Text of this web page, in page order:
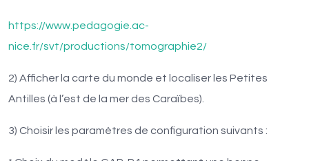
Unité 5-Les discontinuités profondes du globe
terrestre
Unité 7-Le profil thermique de la terre
Unité 8-l’hétérogénéité thermique du manteau
https://www.pedagogie.ac-
nice.fr/svt/productions/tomographie2/
2) Afficher la carte du monde et localiser les Petites
Antilles (à l’est de la mer des Caraïbes).
3) Choisir les paramètres de configuration suivants :